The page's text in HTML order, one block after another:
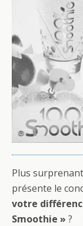
Plus
présente le
votre
Smoothie » ?